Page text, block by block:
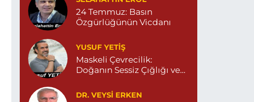
24 Temmuz: Basın
Özgürlüğünün Vicdanı
YUSUF YETİŞ
Maskeli Çevrecilik:
Doğanın Sessiz Çığlığı ve
DR. VEYSI ERKEN